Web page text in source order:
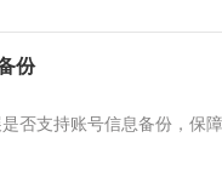
份
否支持账号信息备份，保